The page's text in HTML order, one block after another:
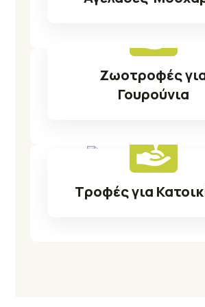
Δείτε
Ζωοτροφές
Γουρούνια
Δείτε
Τροφές για